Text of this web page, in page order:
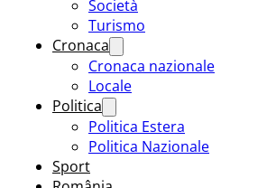
Società
Turismo
Cronaca
Cronaca nazionale
Locale
Politica
Politica Estera
Politica Nazionale
Sport